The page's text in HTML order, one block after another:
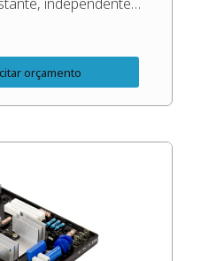
do gerador. Código
o Manual do
de Tensão
orçamento